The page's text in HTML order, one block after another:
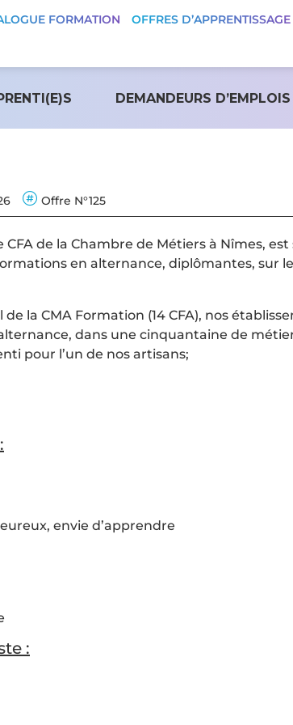
FORMATION OFFRES D’APPRENTISSAGE
DEMANDEURS D’EMPLOIS
 Offre N°125
de la Chambre de Métiers à Nîmes,
en alternance, diplômantes, sur
la CMA Formation (14 CFA), nos
dans une cinquantaine de
pour l’un de nos artisans;
envie d’apprendre
: